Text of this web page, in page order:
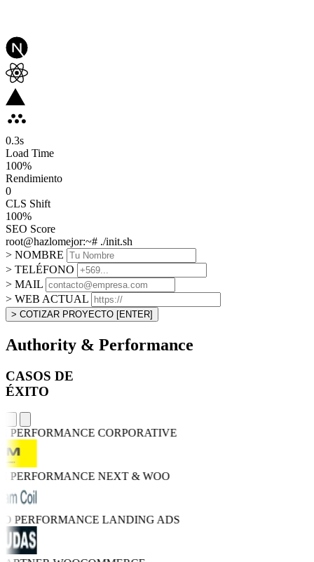
0.3s
Load Time
100%
Rendimiento
0
CLS Shift
100%
SEO Score
root@hazlomejor:~# ./init.sh
> NOMBRE
> TELÉFONO
> MAIL
> WEB ACTUAL
> COTIZAR PROYECTO [ENTER]
Authority & Performance
CASOS DE
ÉXITO
PERFORMANCECORPORATIVE
PERFORMANCENEXT & WOO
PERFORMANCELANDING ADS